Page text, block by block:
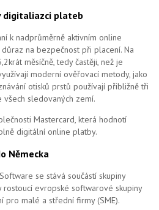
digitaliazci plateb
k nadprůměrně aktivním online
na bezpečnost při placení. Na
měsíčně, tedy častěji, než je
moderní ověřovací metody, jako
otisků prstů používají přibližně tři
všech sledovaných zemí.
Mastercard, která hodnotí
digitální online platby.
Německa
se stává součástí skupiny
rostoucí evropské softwarové skupiny
pro malé a střední firmy (SME).